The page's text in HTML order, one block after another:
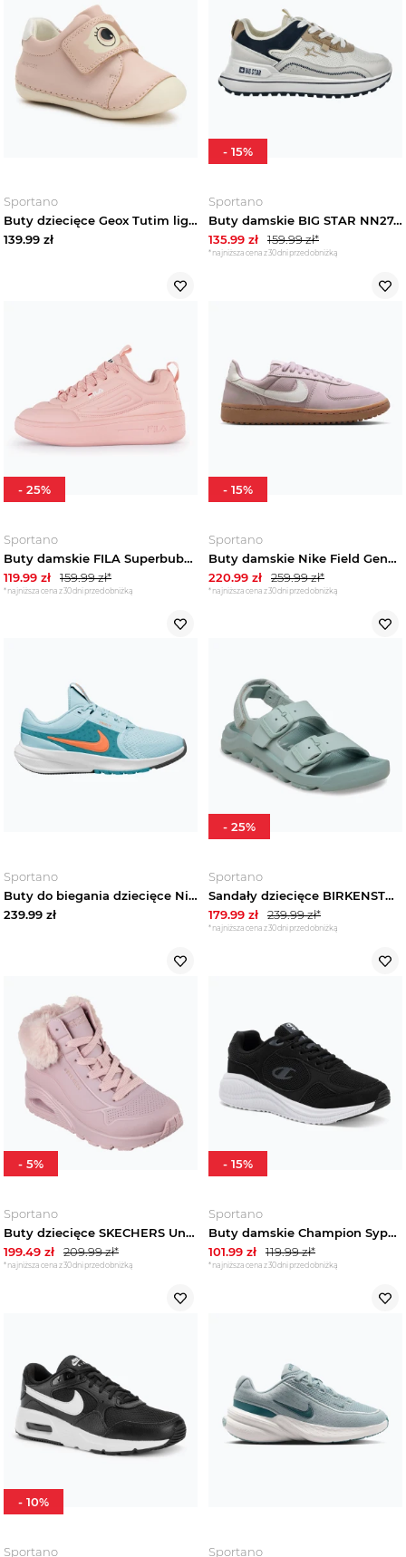
Sportano
Buty dziecięce Geox Tutim light rose / white Różowy
139.99 zł
Sportano
Buty damskie BIG STAR NN274A092 beżowy / granat
135.99 zł 159.99zł*
*najniższa cena z 30 dni przed obniżką
- 15%
Sportano
Buty damskie FILA Superbubble white / navy / red Różowy
119.99 zł 159.99zł*
*najniższa cena z 30 dni przed obniżką
- 25%
Sportano
Buty damskie Nike Field General platinum violet / gum dark brown / sail Różowy
220.99 zł 259.99zł*
*najniższa cena z 30 dni przed obniżką
- 15%
Sportano
Buty do biegania dziecięce Nike Star Runner 5 glacier blue / energy / black / total orange
239.99 zł
Sportano
Sandały dziecięce BIRKENSTOCK Mogami HL Birko-Flor Narrow pure sage Zielony
179.99 zł 239.99zł*
*najniższa cena z 30 dni przed obniżką
- 25%
Sportano
Buty dziecięce SKECHERS Uno Fall Air mauve Fioletowy
199.49 zł 209.99zł*
*najniższa cena z 30 dni przed obniżką
- 5%
Sportano
Buty damskie Champion Syphon Mesh Lu Low Cut new black
101.99 zł 119.99zł*
*najniższa cena z 30 dni przed obniżką
- 15%
Sportano
- 10%
Sportano